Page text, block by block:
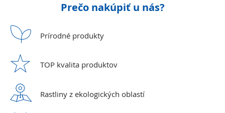
Prečo nakúpiť u nás?
Prírodné produkty
TOP kvalita produktov
Rastliny z ekologických oblastí